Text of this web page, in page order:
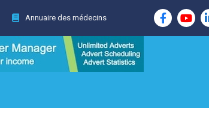
Annuaire des médecins